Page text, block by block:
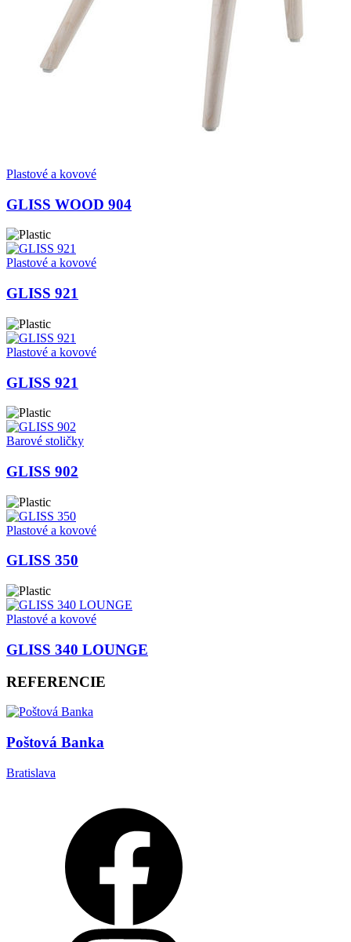
Plastové a kovové
GLISS WOOD 904
Plastové a kovové
GLISS 921
Plastové a kovové
GLISS 921
Barové stoličky
GLISS 902
Plastové a kovové
GLISS 350
Plastové a kovové
GLISS 340 LOUNGE
REFERENCIE
Poštová Banka
Bratislava